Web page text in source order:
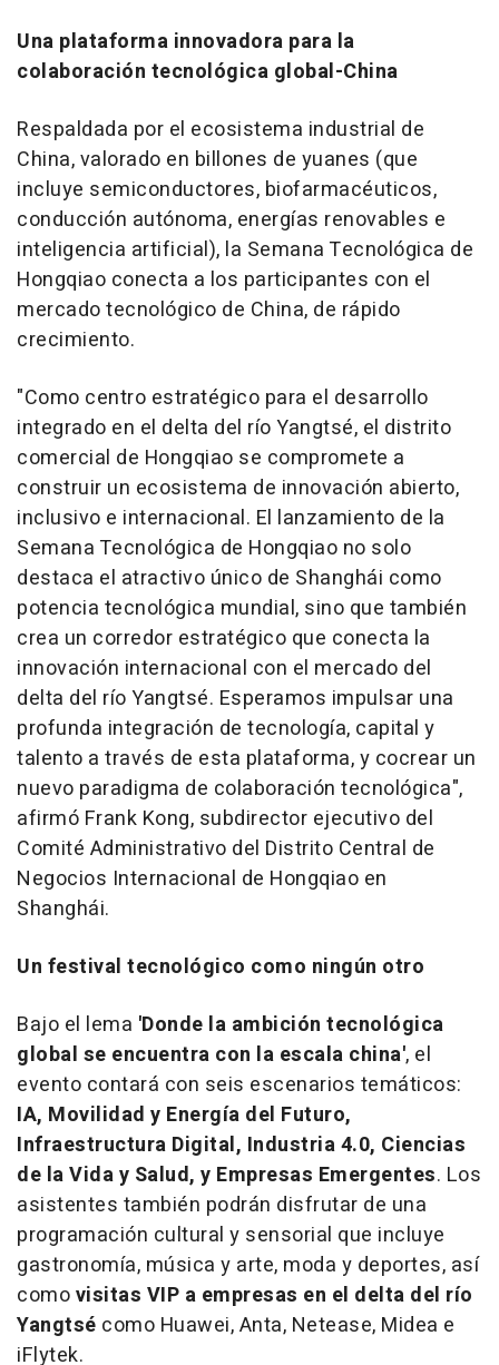
Una plataforma innovadora para la
colaboración tecnológica global-China
Respaldada por el ecosistema industrial de
China, valorado en billones de yuanes (que
incluye semiconductores, biofarmacéuticos,
conducción autónoma, energías renovables e
inteligencia artificial), la Semana Tecnológica de
Hongqiao conecta a los participantes con el
mercado tecnológico de China, de rápido
crecimiento.
"Como centro estratégico para el desarrollo
integrado en el delta del río Yangtsé, el distrito
comercial de Hongqiao se compromete a
construir un ecosistema de innovación abierto,
inclusivo e internacional. El lanzamiento de la
Semana Tecnológica de Hongqiao no solo
destaca el atractivo único de Shanghái como
potencia tecnológica mundial, sino que también
crea un corredor estratégico que conecta la
innovación internacional con el mercado del
delta del río Yangtsé. Esperamos impulsar una
profunda integración de tecnología, capital y
talento a través de esta plataforma, y cocrear un
nuevo paradigma de colaboración tecnológica",
afirmó Frank Kong, subdirector ejecutivo del
Comité Administrativo del Distrito Central de
Negocios Internacional de Hongqiao en
Shanghái.
Un festival tecnológico como ningún otro
Bajo el lema 'Donde la ambición tecnológica
global se encuentra con la escala china', el
evento contará con seis escenarios temáticos:
IA, Movilidad y Energía del Futuro,
Infraestructura Digital, Industria 4.0, Ciencias
de la Vida y Salud, y Empresas Emergentes. Los
asistentes también podrán disfrutar de una
programación cultural y sensorial que incluye
gastronomía, música y arte, moda y deportes, así
comovisitas VIP a empresas en el delta del río
Yangtsé como Huawei, Anta, Netease, Midea e
iFlytek.